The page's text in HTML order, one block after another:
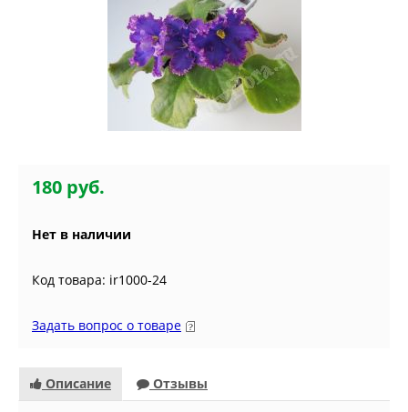
180 руб.
Нет в наличии
Код товара: ir1000-24
Задать вопрос о товаре
Описание Отзывы